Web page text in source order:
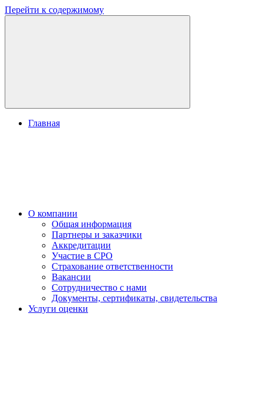
Перейти к содержимому
Главная
О компании
Общая информация
Партнеры и заказчики
Аккредитации
Участие в СРО
Страхование ответственности
Вакансии
Сотрудничество с нами
Документы, сертификаты, свидетельства
Услуги оценки